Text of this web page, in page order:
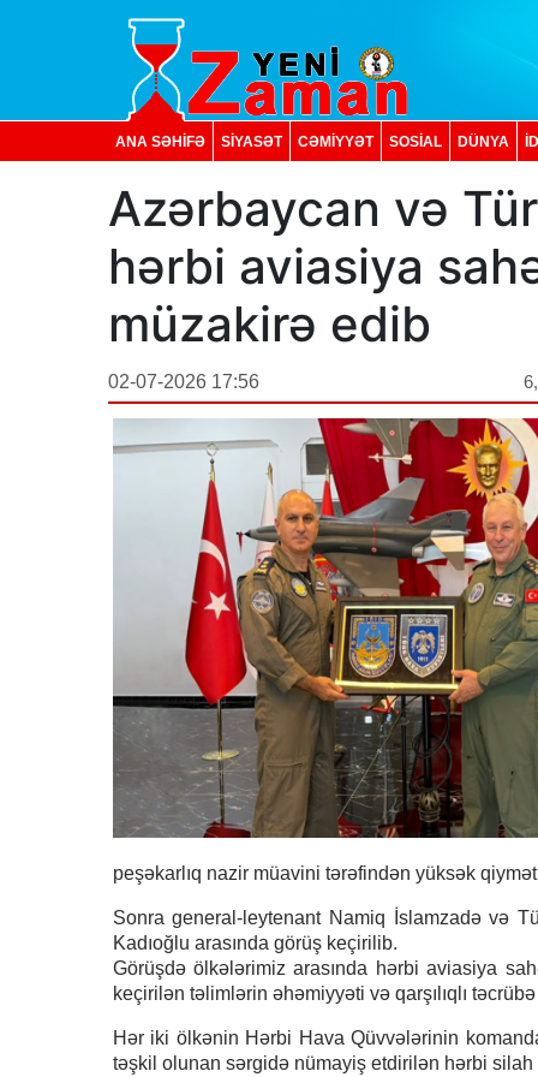
ANA SƏHİFƏ SİYASƏT CƏMİYYƏT SOSIAL DÜNYA
Azərbaycan və
hərbi aviasiya
müzakirə edib
02-07-2026 17:56
peşəkarlıq nazir müavini tərəfindən yüksək
Sonra general-leytenant Namiq İslamzadə və
Kadıoğlu arasında görüş keçirilib.
Görüşdə ölkələrimiz arasında hərbi aviasiya
keçirilən təlimlərin əhəmiyyəti və qarşılıqlı
Hər iki ölkənin Hərbi Hava Qüvvələrinin
təşkil olunan sərgidə nümayiş etdirilən hərbi